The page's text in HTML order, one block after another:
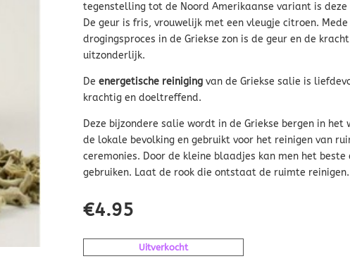
tegenstelling tot de Noord Amerikaanse variant is deze
De geur is fris, vrouwelijk met een vleugje citroen.
drogingsproces in de Griekse zon is de geur en de
uitzonderlijk.
De energetische reiniging van de Griekse salie is
krachtig en doeltreffend.
Deze bijzondere salie wordt in de Griekse bergen in
de lokale bevolking en gebruikt voor het reinigen van
ceremonies. Door de kleine blaadjes kan men het beste
gebruiken. Laat de rook die ontstaat de ruimte reinigen.
€4.95
Uitverkocht